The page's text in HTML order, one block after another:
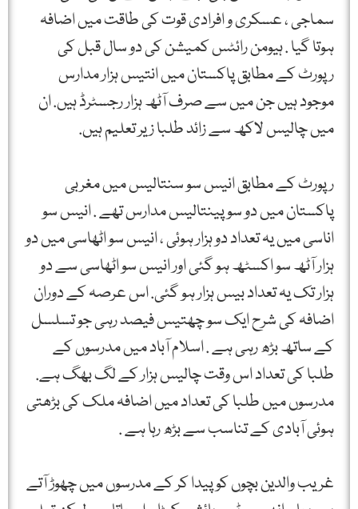
سماجی ، عسکری و افرادی قوت کی طاقت میں اضافہ
ہوتا گیا . ہیومن رائٹس کمیشن کی دو سال قبل کی
رپورٹ کے مطابق پاکستان میں انتیس ہزار مدارس
موجود ہیں جن میں سے صرف آٹھ ہزار رجسٹرڈ ہیں. ان
میں چالیس لاکھ سے زائد طلبا زیر تعلیم ہیں.
رپورٹ کے مطابق انیس سو سنتالیس میں مغربی
پاکستان میں دو سو پینتالیس مدارس تھے . انیس سو
اناسی میں یہ تعداد دو ہزار ہوئی ، انیس سو اٹھاسی میں دو
ہزار آٹھ سو اکسٹھ ہو گئی اور انیس سو اٹھاسی سے دو
ہزار تک یہ تعداد بیس ہزار ہو گئی. اس عرصہ کے دوران
اضافہ کی شرح ایک سو چھتیس فیصد رہی جو تسلسل
کے ساتھ بڑھ رہی ہے . اسلام آباد میں مدرسوں کے
طلبا کی تعداد اس وقت چالیس ہزار کے لگ بھگ ہے.
مدرسوں میں طلبا کی تعداد میں اضافہ ملک کی بڑھتی
ہوئی آبادی کے تناسب سے بڑھ رہا ہے .
غریب والدین بچوں کو پیدا کر کے مدرسوں میں چھوڑ آتے